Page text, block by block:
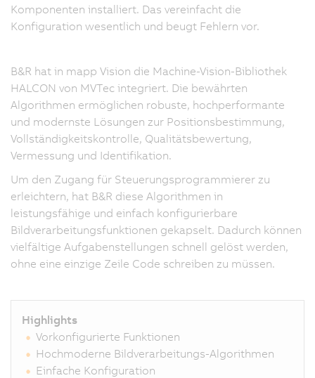
Komponenten installiert. Das vereinfacht die
Konfiguration wesentlich und beugt Fehlern vor.
B&R hat in mapp Vision die Machine-Vision-Bibliothek
HALCON von MVTec integriert. Die bewährten
Algorithmen ermöglichen robuste, hochperformante
und modernste Lösungen zur Positionsbestimmung,
Vollständigkeitskontrolle, Qualitätsbewertung,
Vermessung und Identifikation.
Um den Zugang für Steuerungsprogrammierer zu
erleichtern, hat B&R diese Algorithmen in
leistungsfähige und einfach konfigurierbare
Bildverarbeitungsfunktionen gekapselt. Dadurch können
vielfältige Aufgabenstellungen schnell gelöst werden,
ohne eine einzige Zeile Code schreiben zu müssen.
Highlights
Vorkonfigurierte Funktionen
Hochmoderne Bildverarbeitungs-Algorithmen
Einfache Konfiguration